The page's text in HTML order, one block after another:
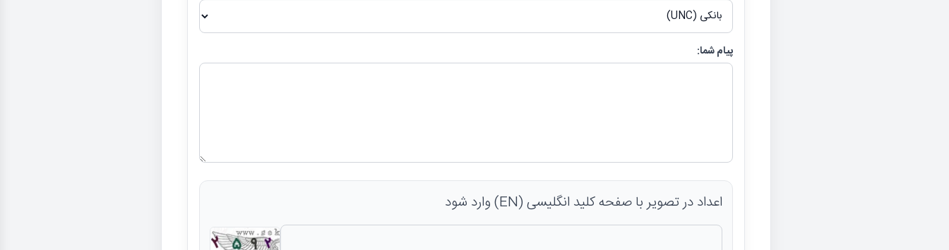
پیام شما:
اعداد در تصویر با صفحه کلید انگلیسی (EN) وارد شود